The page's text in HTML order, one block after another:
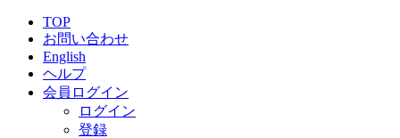
TOP
お問い合わせ
English
ヘルプ
会員ログイン
ログイン
登録